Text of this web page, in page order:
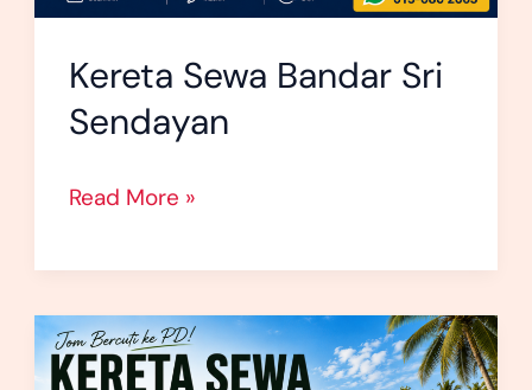
Kereta Sewa Bandar Sri
Sendayan
Read More »
Kereta
Sewa